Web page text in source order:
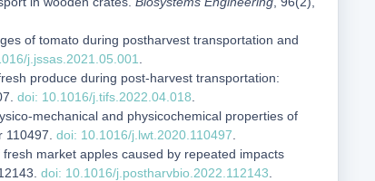
of tomato during postharvest transportation and
j.jssas.2021.05.001
produce during post-harvest transportation:
doi: 10.1016/j.tifs.2022.04.018
mechanical and physicochemical properties of
doi: 10.1016/j.lwt.2020.110497
market apples caused by repeated impacts
doi: 10.1016/j.postharvbio.2022.112143